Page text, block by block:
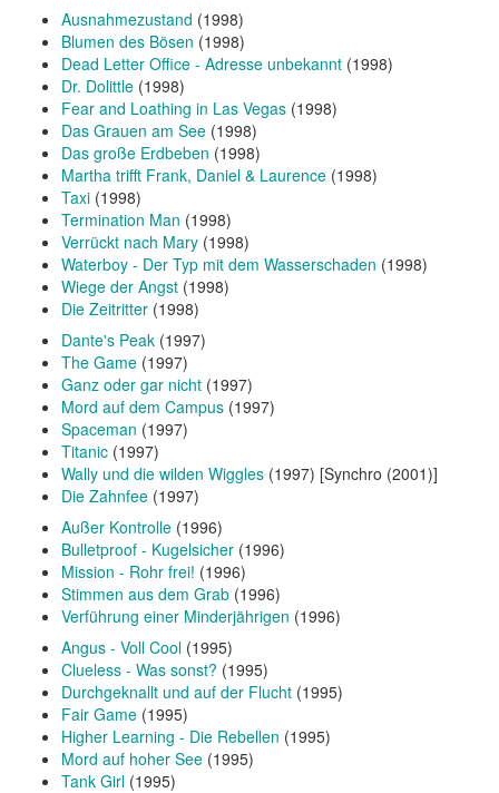
Ausnahmezustand (1998)
Blumen des Bösen (1998)
Dead Letter Office - Adresse unbekannt (1998)
Dr. Dolittle (1998)
Fear and Loathing in Las Vegas (1998)
Das Grauen am See (1998)
Das große Erdbeben (1998)
Martha trifft Frank, Daniel & Laurence (1998)
Taxi (1998)
Termination Man (1998)
Verrückt nach Mary (1998)
Waterboy - Der Typ mit dem Wasserschaden (1998)
Wiege der Angst (1998)
Die Zeitritter (1998)
Dante's Peak (1997)
The Game (1997)
Ganz oder gar nicht (1997)
Mord auf dem Campus (1997)
Spaceman (1997)
Titanic (1997)
Wally und die wilden Wiggles (1997) [Synchro (2001)]
Die Zahnfee (1997)
Außer Kontrolle (1996)
Bulletproof - Kugelsicher (1996)
Mission - Rohr frei! (1996)
Stimmen aus dem Grab (1996)
Verführung einer Minderjährigen (1996)
Angus - Voll Cool (1995)
Clueless - Was sonst? (1995)
Durchgeknallt und auf der Flucht (1995)
Fair Game (1995)
Higher Learning - Die Rebellen (1995)
Mord auf hoher See (1995)
Tank Girl (1995)